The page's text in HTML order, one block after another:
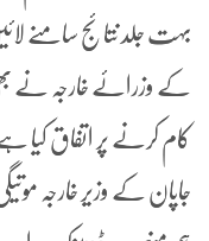
بہت جلد نتائج سامنے
کے وزرائے خارجہ نے
کام کرنے پر اتفاق کیا
جاپان کے وزیر خارجہ